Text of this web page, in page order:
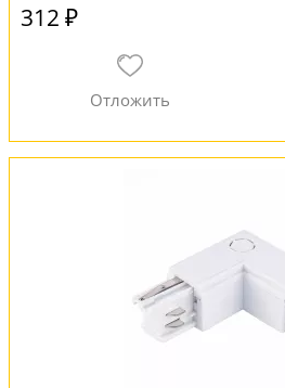
312 ₽